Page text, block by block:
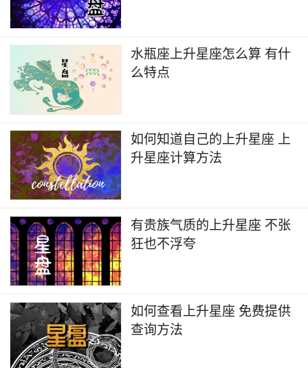
水瓶座上升星座怎么算 有什
么特点
如何知道自己的上升星座 上
升星座计算方法
有贵族气质的上升星座 不张
狂也不浮夸
如何查看上升星座 免费提供
查询方法